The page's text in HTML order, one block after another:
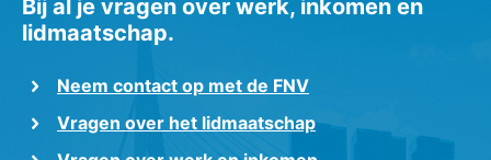
Bij al je vragen over werk, inkomen en
lidmaatschap.
Neem contact op met de FNV
Vragen over het lidmaatschap